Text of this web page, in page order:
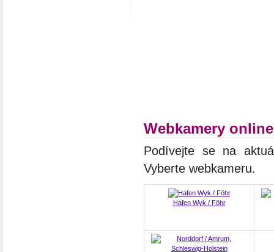
Webkamery
Podívejte se na
Vyberte webkameru.
Hafen Wyk / Föhr